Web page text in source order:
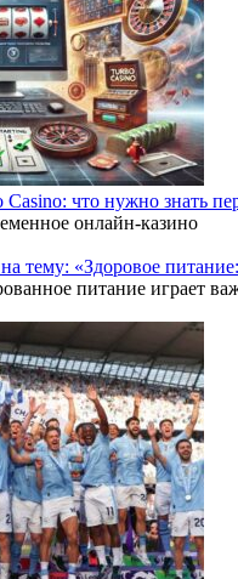
что нужно знать
онлайн-казино
тему: «Здоровое
питание играет